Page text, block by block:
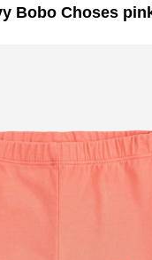
Bobo Choses